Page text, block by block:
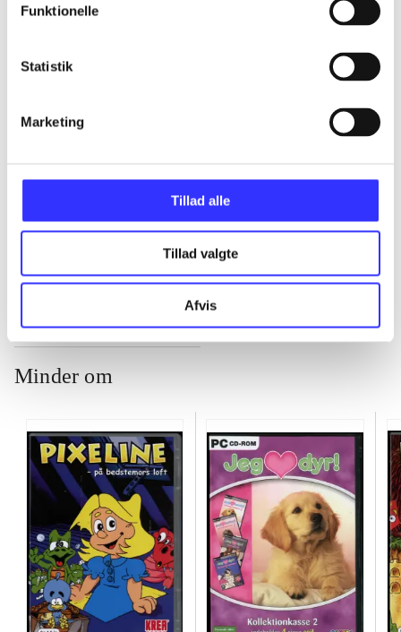
Funktionelle
Statistik
Marketing
Tillad alle
Tillad valgte
Afvis
...
...
...
...
Minder om